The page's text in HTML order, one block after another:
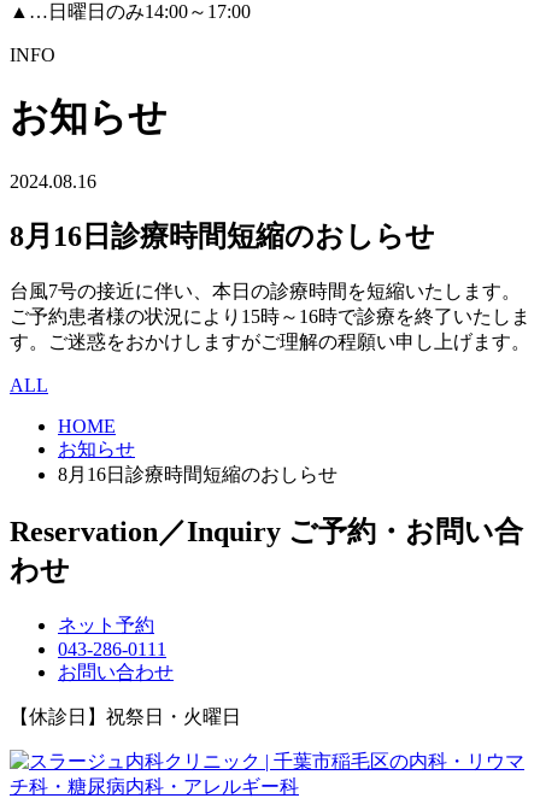
▲ …日曜日のみ14:00～17:00
INFO
お知らせ
2024.08.16
8月16日診療時間短縮のおしらせ
台風7号の接近に伴い、本日の診療時間を短縮いたします。
ご予約患者様の状況により15時～16時で診療を終了いたしま
す。ご迷惑をおかけしますがご理解の程願い申し上げます。
ALL
HOME
お知らせ
8月16日診療時間短縮のおしらせ
Reservation／Inquiry ご予約・お問い合
わせ
ネット予約
043-286-0111
お問い合わせ
【休診日】祝祭日・火曜日